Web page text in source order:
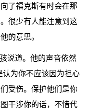
了福克斯有时会在那
很少有人能注意到这
的意思。
说道。他的声音依然
认为你不应该因为担心
受伤。保护他们是你
干涉你的话，不惜代